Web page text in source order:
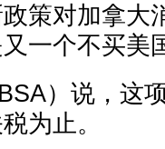
策对加拿大
一个不买美
）说，这
为止。